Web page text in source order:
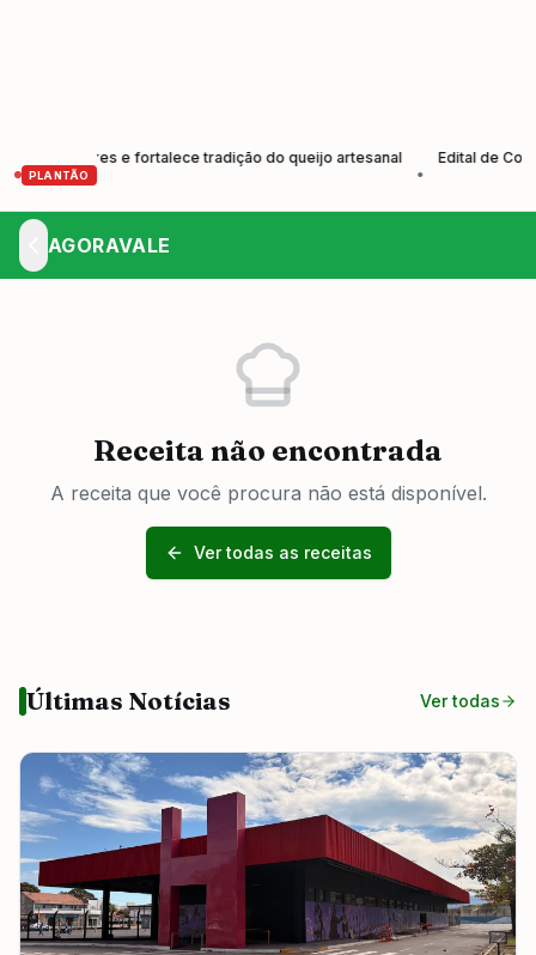
PLANTÃO
e fortalece tradição do queijo artesanal
Edital de
AGORAVALE
Receita não encontrada
A receita que você procura não está disponível.
Ver todas as receitas
Últimas Notícias Ver todas